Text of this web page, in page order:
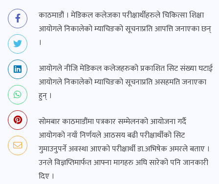
काठमाडौं । मेडिकल कलेजका परीक्षार्थीहरुले चिकित्सा शिक्षा
आयोगले निकालेको म्याचिङको सूचनाप्रति आपत्ति जनाएका छन्
।
आयोगले नीजि मेडिकल कलेजहरुको प्रकाशित सिट संख्या घटाई
आयोगले निकालेको म्याचिङको सूचनाप्रति असहमति जनाएका
हुन् ।
सोमबार काठमाडौंमा पत्रकार सम्मेलनको आयोजना गर्दै
आयोगको नयाँ निर्णयले आठसय बढी परीक्षार्थीको सिट
गुमाउनुपर्ने अवस्था आएको परीक्षार्थी डा.अभिषेक अमरले बताए ।
उनले विज्ञप्तिमार्फत आफ्ना मागहरु अघि सारेको पनि जानकारी
दिए ।